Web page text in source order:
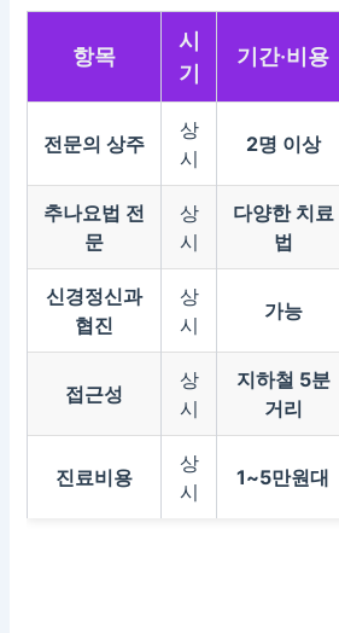
항목
시
기
기간·비용
전문의 상주
상
시
2명 이상
추나요법 전
문
상
시
다양한 치료
법
신경정신과
협진
상
시
가능
접근성
상
시
지하철 5분
거리
진료비용
상
시
1~5만원대